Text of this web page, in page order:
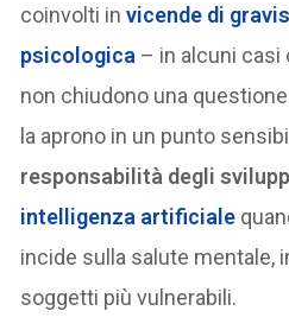
coinvolti in vicende di
psicologica – in alcuni casi
non chiudono una
la aprono in un punto
responsabilità degli
intelligenza artificiale
incide sulla salute mentale,
soggetti più vulnerabili.